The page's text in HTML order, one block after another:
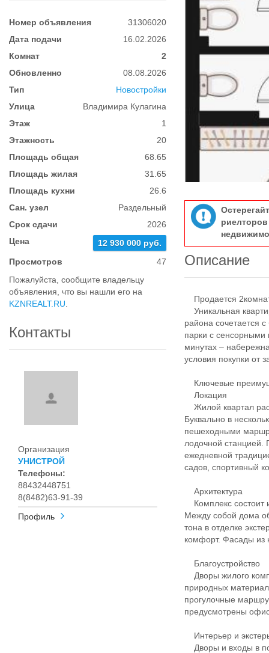
Номер объявления
31306020
Дата подачи
16.02.2026
Комнат
2
Обновленно
08.08.2026
Тип
Новостройки
Улица
Владимира Кулагина
Этаж
1
Этажность
20
Площадь общая
68.65
Площадь жилая
31.65
Площадь кухни
26.6
Сан. узел
Раздельный
Срок сдачи
2026
Цена
12 930 000 руб.
Просмотров
47
Пожалуйста, сообщите владельцу
объявления, что вы нашли его на
KZNREALT.RU
Контакты
Организация
УНИСТРОЙ
Телефоны:
88432448751
8(8482)63-91-39
Профиль
Описание
Продается
Уникальная
района сочетается
парки с
минутах –
условия покупки от
Ключевые
Локация
Жилой квартал
Буквально в
пешеходными
лодочной станцией.
ежедневной
садов, спортивный
Архитектура
Комплекс состоит
Между собой дома
тона в отделке
комфорт. Фасады из
Благоустройство
Дворы жилого
природных
прогулочные
предусмотрены
Интерьер и
Дворы и входы в